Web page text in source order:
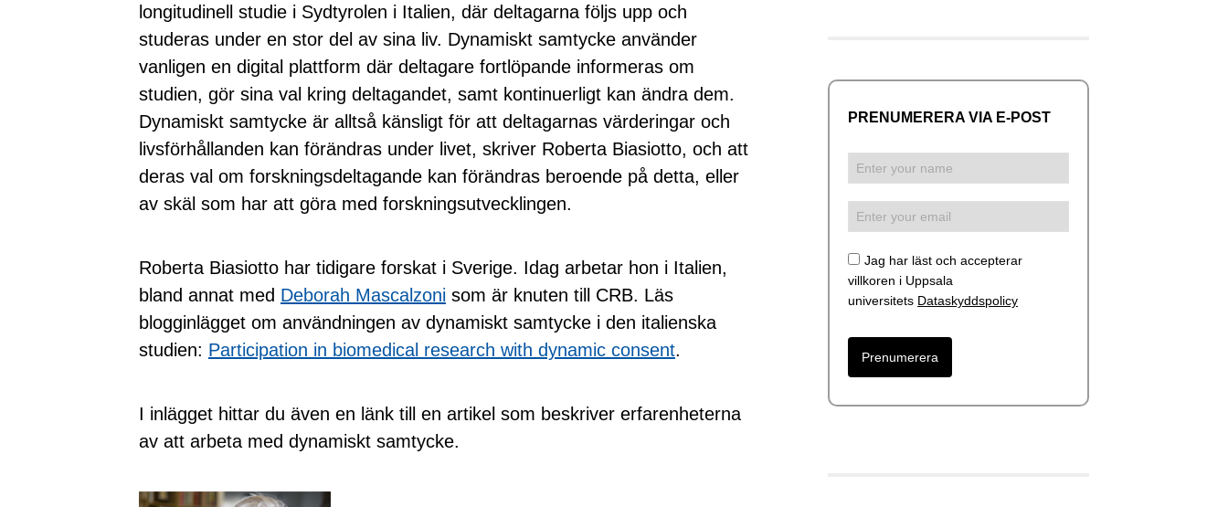
longitudinell studie i Sydtyrolen i Italien, där deltagarna följs upp och
studeras under en stor del av sina liv. Dynamiskt samtycke använder
vanligen en digital plattform där deltagare fortlöpande informeras om
studien, gör sina val kring deltagandet, samt kontinuerligt kan ändra dem.
Dynamiskt samtycke är alltså känsligt för att deltagarnas värderingar och
livsförhållanden kan förändras under livet, skriver Roberta Biasiotto, och att
deras val om forskningsdeltagande kan förändras beroende på detta, eller
av skäl som har att göra med forskningsutvecklingen.
Roberta Biasiotto har tidigare forskat i Sverige. Idag arbetar hon i Italien,
bland annat med Deborah Mascalzoni som är knuten till CRB. Läs
blogginlägget om användningen av dynamiskt samtycke i den italienska
studien: Participation in biomedical research with dynamic consent.
I inlägget hittar du även en länk till en artikel som beskriver erfarenheterna
av att arbeta med dynamiskt samtycke.
PRENUMERERA VIA E-POST
Jag har läst och accepterar
villkoren i Uppsala
universitets Dataskyddspolicy